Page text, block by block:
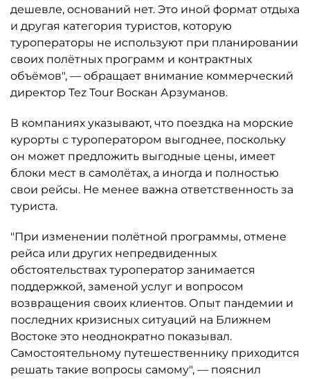
дешевле, оснований нет. Это иной формат отдыха
и другая категория туристов, которую
туроператоры не используют при планировании
своих полётных программ и контрактных
объёмов", — обращает внимание коммерческий
директор Tez Tour Воскан Арзуманов.
В компаниях указывают, что поездка на морские
курорты с туроператором выгоднее, поскольку
он может предложить выгодные цены, имеет
блоки мест в самолётах, а иногда и полностью
свои рейсы. Не менее важна ответственность за
туриста.
"При изменении полётной программы, отмене
рейса или других непредвиденных
обстоятельствах туроператор занимается
поддержкой, заменой услуг и вопросом
возвращения своих клиентов. Опыт пандемии и
последних кризисных ситуаций на Ближнем
Востоке это неоднократно показывал.
Самостоятельному путешественнику приходится
решать такие вопросы самому", — пояснил